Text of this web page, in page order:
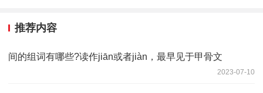
推荐内容
间的组词有哪些?读作jiān或者jiàn，最早见于甲骨文
2023-07-10